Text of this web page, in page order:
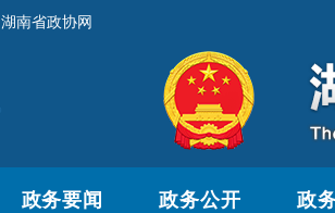
湖南省政协网
政务要闻 政务公开 政